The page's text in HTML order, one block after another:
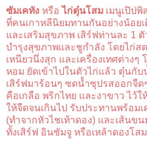
ซัมเคทัง หรือไก่ตุ๋นโสม เมนูเปิป
ที่คนเกาหลีนิยมทานกันอย่างน้อย
และเสริมสุขภาพ เสิร์ฟท่านละ 1
บำรุงสุขภาพและชูกำลัง โดยไก่ส
เหนียวนึ่งสุก และเครื่องเทศต่างๆ
หอม ยัดเข้าไปในตัวไก่แล้ว ตุ๋นกับ
เสิร์ฟมาร้อนๆ ซดน้ำซุปรสออกจืด
คือเกลือ พริกไทย และงาขาว ไว้
ให้จืดจนเกินไป รับประทานพร้อมเ
(ทำจากหัวไชเท้าดอง) และเส้นข
ทั้งเสิร์ฟ อินซัมจู หรือเหล้าดองโสม